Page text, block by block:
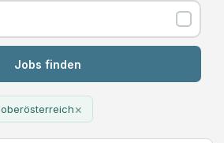
Jobs finden
oberösterreich×